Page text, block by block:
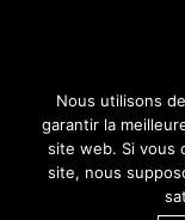
Nous utilisons
garantir la
site web. Si vous
site, nous